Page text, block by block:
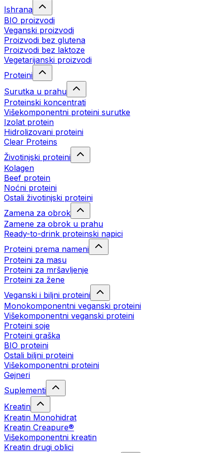
Ishrana
BIO proizvodi
Veganski proizvodi
Proizvodi bez glutena
Proizvodi bez laktoze
Vegetarijanski proizvodi
Proteini
Surutka u prahu
Proteinski koncentrati
Višekomponentni proteini surutke
Izolat protein
Hidrolizovani proteini
Clear Proteins
Životinjski proteini
Kolagen
Beef protein
Noćni proteini
Ostali životinjski proteini
Zamena za obrok
Zamene za obrok u prahu
Ready-to-drink proteinski napici
Proteini prema nameni
Proteini za masu
Proteini za mršavljenje
Proteini za žene
Veganski i biljni proteini
Monokomponentni veganski proteini
Višekomponentni veganski proteini
Proteini soje
Proteini graška
BIO proteini
Ostali biljni proteini
Višekomponentni proteini
Gejneri
Suplementi
Kreatin
Kreatin Monohidrat
Kreatin Creapure®
Višekomponentni kreatin
Kreatin drugi oblici